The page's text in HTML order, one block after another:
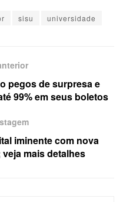
sisu universidade
pegos de surpresa e
99% em seus boletos
iminente com nova
mais detalhes